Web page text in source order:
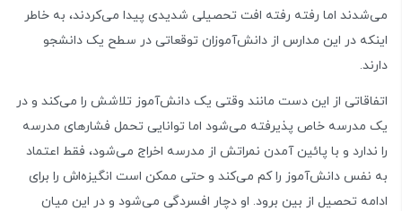
می‌شدند اما رفته رفته افت تحصیلی شدیدی پیدا می‌کردند، به خاطر
اینکه در این مدارس از دانش‌آموزان توقعاتی در سطح یک دانشجو
دارند.
اتفاقاتی از این دست مانند وقتی یک دانش‌آموز تلاشش را می‌کند و در
یک مدرسه خاص پذیرفته می‌شود اما توانایی تحمل فشارهای مدرسه
را ندارد و با پائین آمدن نمراتش از مدرسه اخراج می‌شود، فقط اعتماد
به نفس دانش‌آموز را کم می‌کند و حتی ممکن است انگیزه‌اش را برای
ادامه تحصیل از بین برود. او دچار افسردگی می‌شود و در این میان